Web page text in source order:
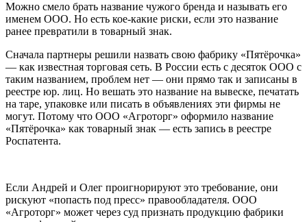
Можно смело брать название чужого бренда и называть его
именем ООО. Но есть кое-какие риски, если это название
ранее превратили в товарный знак.
Сначала партнеры решили назвать свою фабрику «Пятёрочка»
— как известная торговая сеть. В России есть с десяток ООО с
таким названием, проблем нет — они прямо так и записаны в
реестре юр. лиц. Но вешать это название на вывеске, печатать
на таре, упаковке или писать в объявлениях эти фирмы не
могут. Потому что ООО «Агроторг» оформило название
«Пятёрочка» как товарный знак — есть запись в реестре
Роспатента.
Если Андрей и Олег проигнорируют это требование, они
рискуют «попасть под пресс» правообладателя. ООО
«Агроторг» может через суд признать продукцию фабрики